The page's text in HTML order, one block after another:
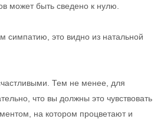
может быть сведено к нулю.
симпатию, это видно из натальной
Тем не менее, для
что вы должны это чувствовать
на котором процветают и